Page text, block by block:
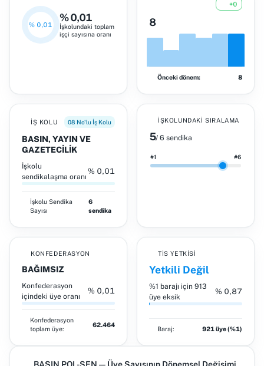
% 0,01
% 0,01
İşkolundaki toplam
işçi sayısına oranı
+0
8
Önceki dönem: 8
İŞ KOLU 08 No'lu İş Kolu
BASIN, YAYIN VE
GAZETECİLİK
İşkolu
sendikalaşma oranı
% 0,01
İşkolu Sendika
Sayısı
6
sendika
İŞKOLUNDAKI SIRALAMA
5/ 6 sendika
#1 #6
KONFEDERASYON
BAĞIMSIZ
Konfederasyon
içindeki üye oranı
% 0,01
Konfederasyon
toplam üye:
62.464
TİS YETKISI
Yetkili Değil
%1 barajı için 913
üye eksik
% 0,87
Baraj: 921 üye (%1)